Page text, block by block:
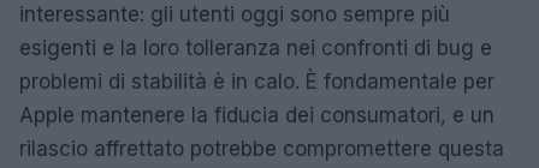
interessante: gli utenti oggi sono sempre più
esigenti e la loro tolleranza nei confronti di bug e
problemi di stabilità è in calo. È fondamentale per
Apple mantenere la fiducia dei consumatori, e un
rilascio affrettato potrebbe compromettere questa